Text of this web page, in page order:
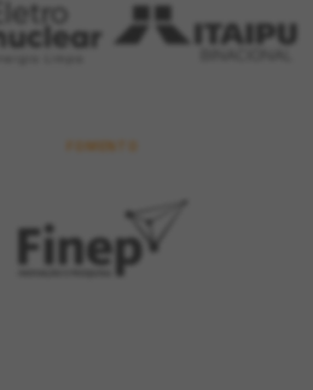
FOMENTO